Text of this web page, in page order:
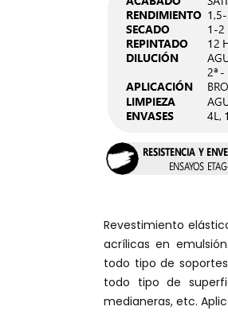
Revestimiento
acrílicas en
todo tipo de
todo tipo de
medianeras, etc.